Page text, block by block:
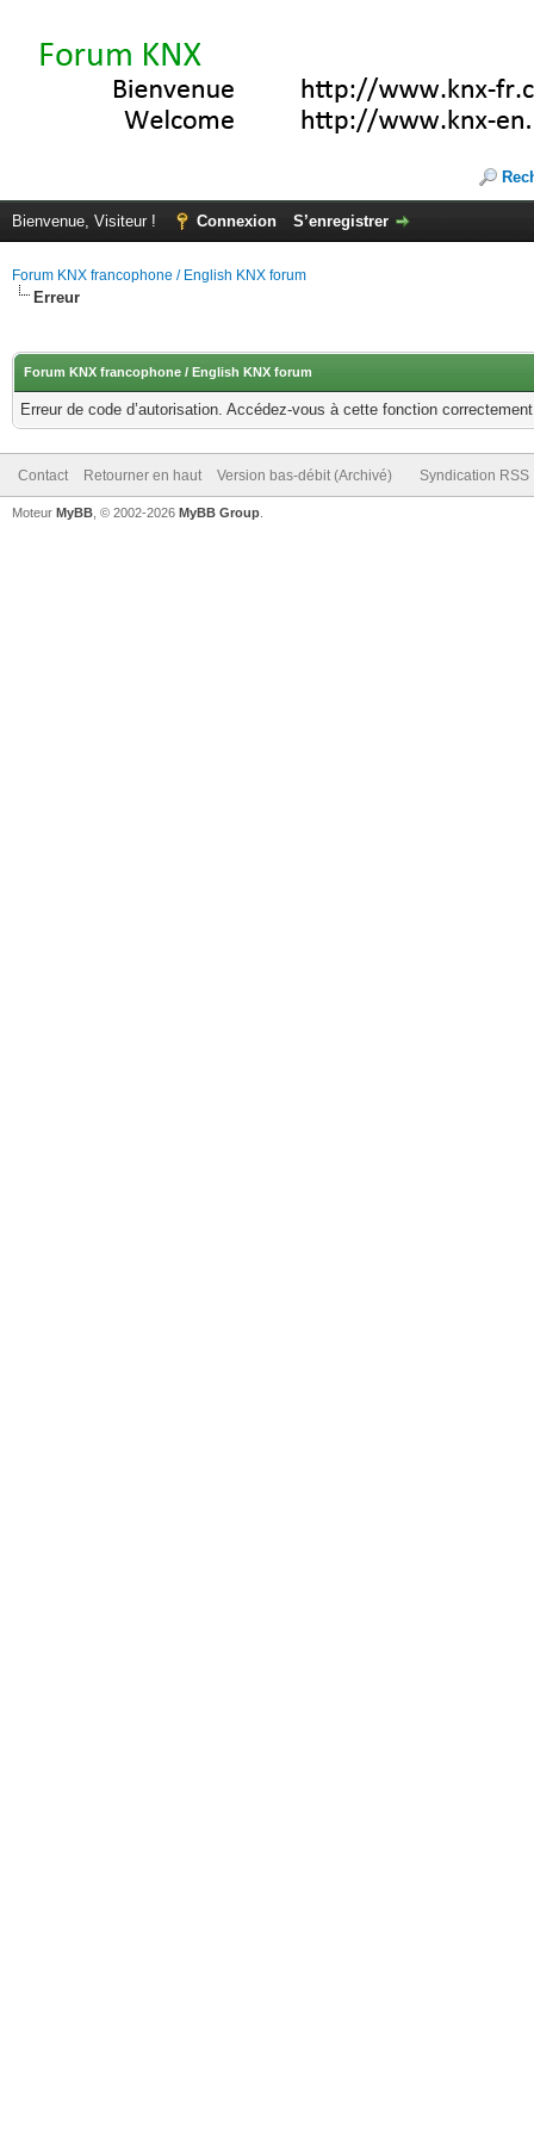
Bienvenue, Visiteur ! Connexion S’enregistrer
Forum KNX francophone / English KNX forum
Erreur
Forum KNX francophone / English KNX forum
Erreur de code d’autorisation. Accédez-vous à cette fonction
Contact Retourner en haut Version bas-débit (Archivé) Syndication RSS
Moteur MyBB , © 2002-2026 MyBB Group